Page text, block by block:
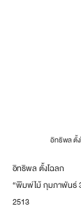
อิทธิพล ตั้
อิทธิพล ตั้งโฉลก
“พิมพ์ไม้ กุมภาพันธ์
2513